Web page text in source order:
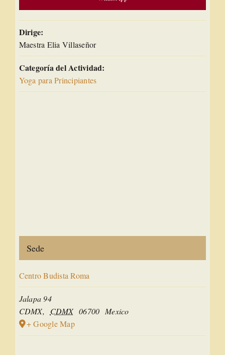
Dirige:
Maestra Elia Villaseñor
Categoría del Actividad:
Yoga para Principiantes
Sede
Centro Budista Roma
Jalapa 94
CDMX, CDMX 06700 Mexico
+ Google Map